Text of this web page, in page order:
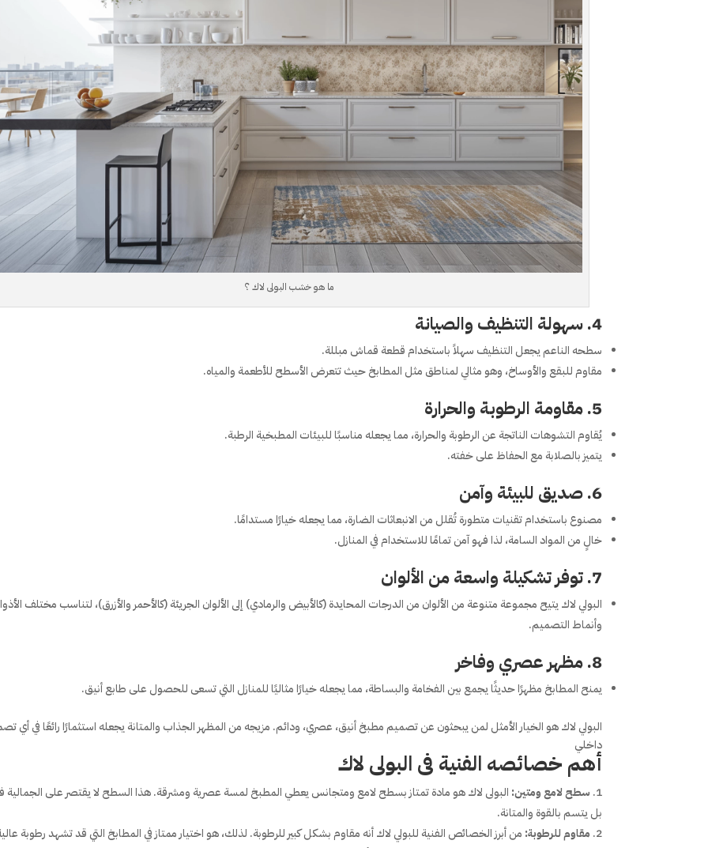
ما هو خشب البولى لاك ؟
4. سهولة التنظيف والصيانة
سطحه الناعم يجعل التنظيف سهلاً باستخدام قطعة قماش مبللة.
مقاوم للبقع والأوساخ، وهو مثالي لمناطق مثل المطابخ حيث تتعرض الأسطح للأطعمة والمياه.
5. مقاومة الرطوبة والحرارة
يُقاوم التشوهات الناتجة عن الرطوبة والحرارة، مما يجعله مناسبًا للبيئات المطبخية الرطبة.
يتميز بالصلابة مع الحفاظ على خفته.
6. صديق للبيئة وآمن
مصنوع باستخدام تقنيات متطورة تُقلل من الانبعاثات الضارة، مما يجعله خيارًا مستدامًا.
خالٍ من المواد السامة، لذا فهو آمن تمامًا للاستخدام في المنازل.
7. توفر تشكيلة واسعة من الألوان
البولي لاك يتيح مجموعة متنوعة من الألوان من الدرجات المحايدة (كالأبيض والرمادي) إلى الألوان الجريئة (كالأحمر والأزرق)، لتناسب مختلف
وأنماط التصميم.
8. مظهر عصري وفاخر
يمنح المطابخ مظهرًا حديثًا يجمع بين الفخامة والبساطة، مما يجعله خيارًا مثاليًا للمنازل التي تسعى للحصول على طابع أنيق.
البولي لاك هو الخيار الأمثل لمن يبحثون عن تصميم مطبخ أنيق، عصري، ودائم. مزيجه من المظهر الجذاب والمتانة يجعله استثمارًا رائعًا في أي
داخلي
أهم خصائصه الفنية فى البولى لاك
سطح لامع ومتين: البولى لاك هو مادة تمتاز بسطح لامع ومتجانس يعطي المطبخ لمسة عصرية ومشرقة. هذا السطح لا يقتصر على الجمالية
بل يتسم بالقوة والمتانة.
مقاوم للرطوبة: من أبرز الخصائص الفنية للبولي لاك أنه مقاوم بشكل كبير للرطوبة. لذلك، هو اختيار ممتاز في المطابخ التي قد تشهد رطوبة